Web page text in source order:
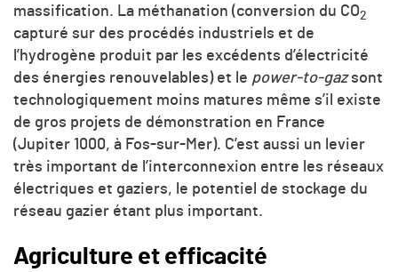
massification. La méthanation (conversion du CO2
capturé sur des procédés industriels et de
l’hydrogène produit par les excédents d’électricité
des énergies renouvelables) et le power-to-gazsont
technologiquement moins matures même s’il existe
de gros projets de démonstration en France
(Jupiter 1000, à Fos-sur-Mer). C’est aussi un levier
très important de l’interconnexion entre les réseaux
électriques et gaziers, le potentiel de stockage du
réseau gazier étant plus important.
Agriculture et efficacité